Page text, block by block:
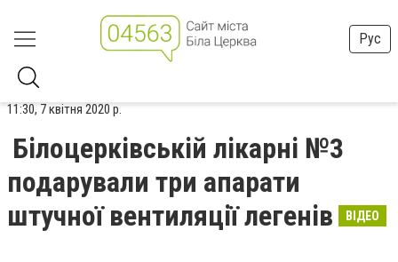
Рус
11:30, 7 квітня 2020 р.
Білоцерківській лікарні №3
подарували три апарати
штучної вентиляції легенів
ВІДЕО